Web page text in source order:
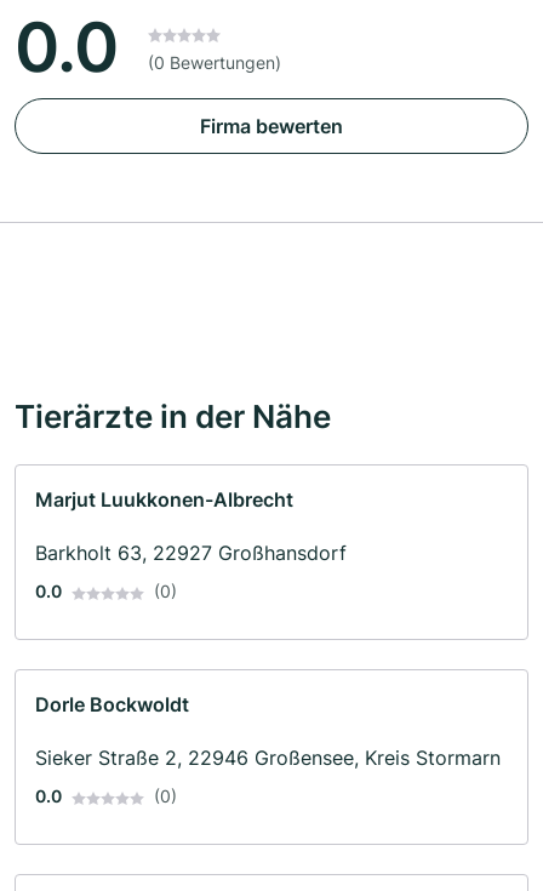
0.0 (0 Bewertungen)
Firma bewerten
Tierärzte in der Nähe
Marjut Luukkonen-Albrecht
Barkholt 63, 22927 Großhansdorf
0.0 (0)
Dorle Bockwoldt
Sieker Straße 2, 22946 Großensee, Kreis Stormarn
0.0 (0)